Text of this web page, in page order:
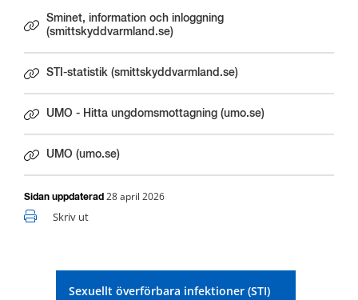
Sexuellt överförbara infektioner (STI)
Sminet, information och inloggning
(smittskyddvarmland.se)
STI-statistik (smittskyddvarmland.se)
UMO - Hitta ungdomsmottagning (umo.se)
Länk till annan webbplats.
UMO (umo.se)
Länk till annan webbplats.
Sidan uppdaterad 28 april 2026
Skriv ut